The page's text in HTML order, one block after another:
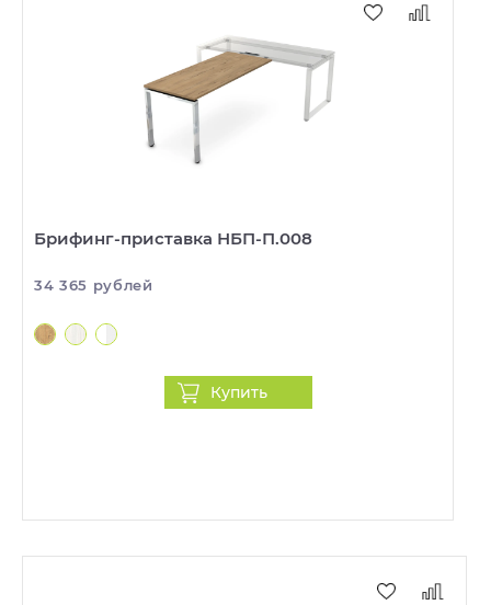
Брифинг-приставка НБП-П.008
34 365 рублей
Купить